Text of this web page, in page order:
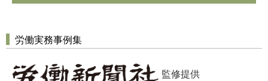
労働実務事例集
監修提供